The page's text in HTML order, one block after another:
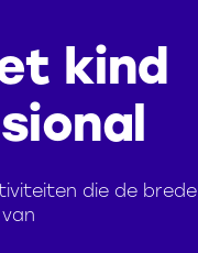
kind
die de brede